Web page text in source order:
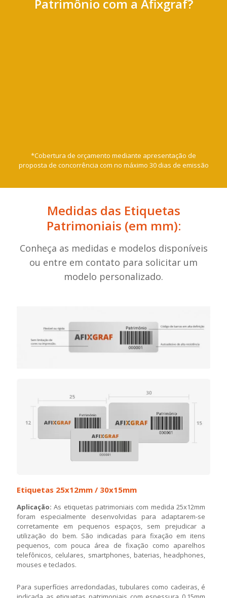
Patrimônio com a Afixgraf?
*Cobertura de orçamento mediante apresentação de
proposta de concorrência com no máximo 30 dias de emissão
Medidas das Etiquetas
Patrimoniais (em mm):
Conheça as medidas e modelos disponíveis
ou entre em contato para solicitar um
modelo personalizado.
Etiquetas 25x12mm / 30x15mm
Aplicação: As etiquetas patrimoniais com medida 25x12mm
foram especialmente desenvolvidas para adaptarem-se
corretamente em pequenos espaços, sem prejudicar a
utilização do bem. São indicadas para fixação em itens
pequenos, com pouca área de fixação como aparelhos
telefônicos, celulares, smartphones, baterias, headphones,
mouses e teclados.
Para superfícies arredondadas, tubulares como cadeiras, é